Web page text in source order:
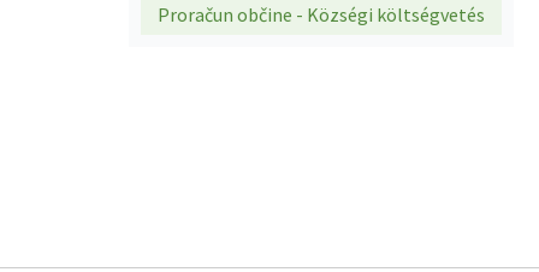
Proračun občine - Községi költségvetés